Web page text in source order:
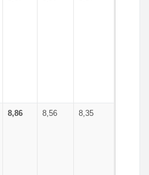
8,86 8,56 8,35